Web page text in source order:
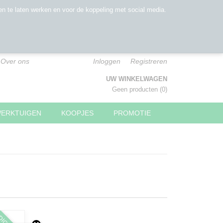
Over ons Inloggen Registreren
UW WINKELWAGEN
Geen producten (0)
KOOPJES PROMOTIE
te laten werken en voor de koppeling met social media.